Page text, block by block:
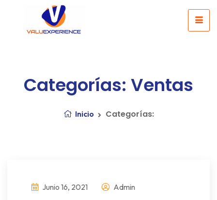
Categorías: Ventas
Inicio Categorías:
Junio 16, 2021 Admin